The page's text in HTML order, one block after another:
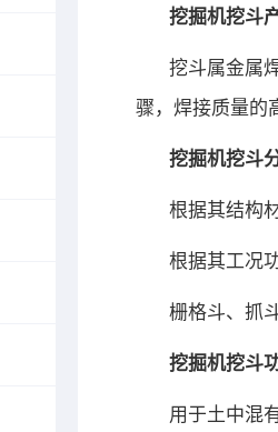
挖掘机挖斗
挖斗属金属
骤，焊接质量的
挖掘机挖斗
根据其结构
根据其工况
栅格斗、抓
挖掘机挖斗
用于土中混